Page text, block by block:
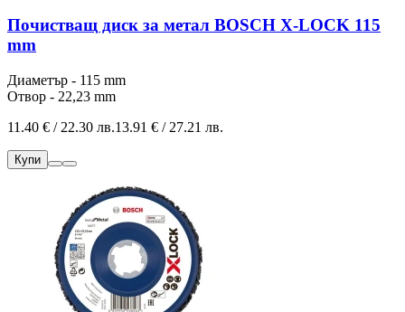
Почистващ диск за метал BOSCH X-LOCK 115
mm
Диаметър - 115 mm
Отвор - 22,23 mm
11.40 € / 22.30 лв.13.91 € / 27.21 лв.
Купи